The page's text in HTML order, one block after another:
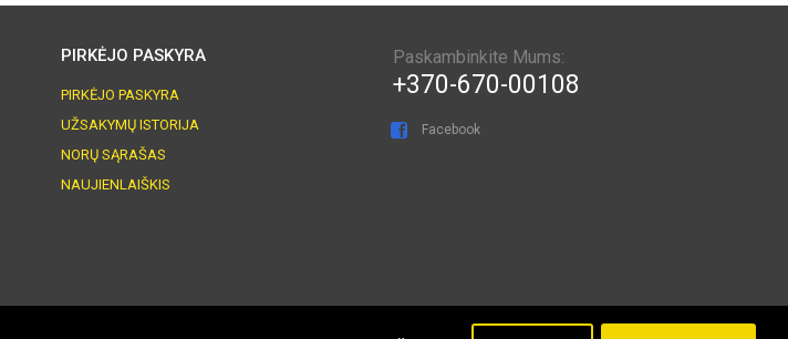
PIRKĖJO PASKYRA
PIRKĖJO PASKYRA
UŽSAKYMŲ ISTORIJA
NORŲ SĄRAŠAS
NAUJIENLAIŠKIS
Paskambinkite Mums:
+370-670-00108
Facebook